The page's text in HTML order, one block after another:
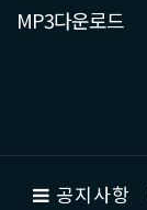
MP3다운로드
공지사항